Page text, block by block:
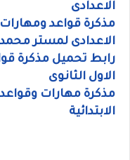
الاعدادى
مذكرة قواعد ومهارات
الاعدادى لمستر
رابط تحميل مذكرة
الاول الثانوى
مذكرة مهارات وقواعد
الابتدائية